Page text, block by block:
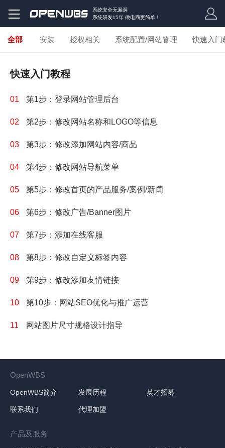
系统安全无漏洞
系统研发15年 做电商更简单！
全部 安装 授权相关 系统配置/网站管理 快速入门
快速入门教程
01 第1步：登录网站管理后台
02 第2步：修改网站名称和LOGO等信息
03 第3步：修改添加网站内容/商品
04 第4步：修改网站导航菜单
05 第5步：修改首页的产品服务/案例/新闻
06 第6步：修改广告/Banner图片
07 第7步：添加在线客服
08 第8步：修改自定义标签内容
09 第9步：修改添加友情链接
10 第10步：网站SEO优化与推广运营
11 网站图片尺寸规格设计指导
OpenWBS
OpenWBS简介 发展历程 英才招募
联系我们 代理加盟
产品及服务